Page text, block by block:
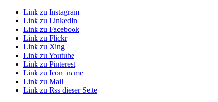
Link zu Instagram
Link zu LinkedIn
Link zu Facebook
Link zu Flickr
Link zu Xing
Link zu Youtube
Link zu Pinterest
Link zu Icon_name
Link zu Mail
Link zu Rss dieser Seite